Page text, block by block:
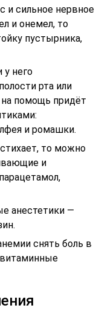
и сильное нервное
и онемел, то
пустырника,
у него
рта или
на помощь придёт
и ромашки.
то можно
и
анестетики —
снять боль в